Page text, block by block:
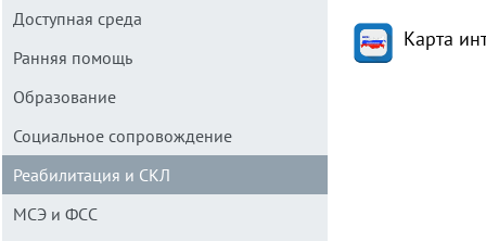
Карта
Доступная среда
Ранняя помощь
Образование
Социальное сопровождение
Реабилитация и СКЛ
МСЭ и ФСС